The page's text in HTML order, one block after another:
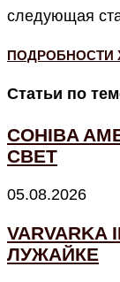
следующая
ПОДРОБНОСТИ
Статьи по
COHIBA
СВЕТ
05.08.2026
ЛУЖАЙКЕ